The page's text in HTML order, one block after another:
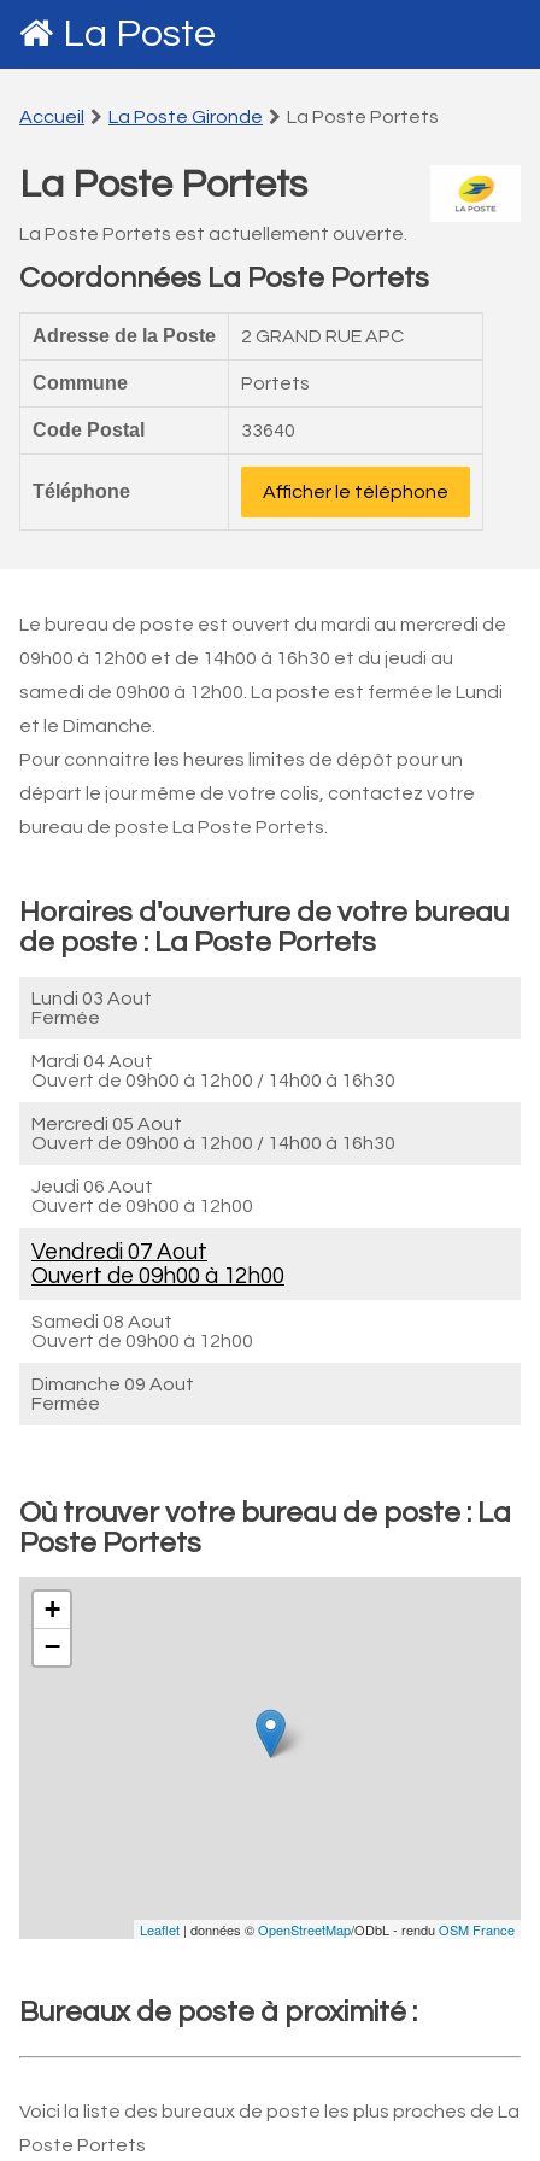
La Poste
Accueil La Poste Gironde La Poste Portets
La Poste Portets
La Poste Portets est actuellement ouverte.
Coordonnées La Poste Portets
Adresse de la Poste 2 GRAND RUE APC
Commune Portets
Code Postal 33640
Téléphone Afficher le téléphone
Le bureau de poste est ouvert du mardi au mercredi de
09h00 à 12h00 et de 14h00 à 16h30 et du jeudi au
samedi de 09h00 à 12h00. La poste est fermée le Lundi
et le Dimanche.
Pour connaitre les heures limites de dépôt pour un
départ le jour même de votre colis, contactez votre
bureau de poste La Poste Portets.
Horaires d'ouverture de votre bureau
de poste : La Poste Portets
Lundi 03 Aout
Fermée
Mardi 04 Aout
Ouvert de 09h00 à 12h00 / 14h00 à 16h30
Mercredi 05 Aout
Ouvert de 09h00 à 12h00 / 14h00 à 16h30
Jeudi 06 Aout
Ouvert de 09h00 à 12h00
Vendredi 07 Aout
Ouvert de 09h00 à 12h00
Samedi 08 Aout
Ouvert de 09h00 à 12h00
Dimanche 09 Aout
Fermée
Où trouver votre bureau de poste : La
Poste Portets
+
−
Leaflet | données ©OpenStreetMap/ODbL - renduOSM France
Bureaux de poste à proximité :
Voici la liste des bureaux de poste les plus proches de La
Poste Portets